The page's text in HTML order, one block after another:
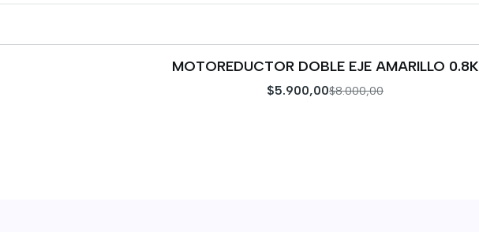
MOTOREDUCTOR DOBLE EJE AMARILLO 0.8K
$5.900,00$8.000,00